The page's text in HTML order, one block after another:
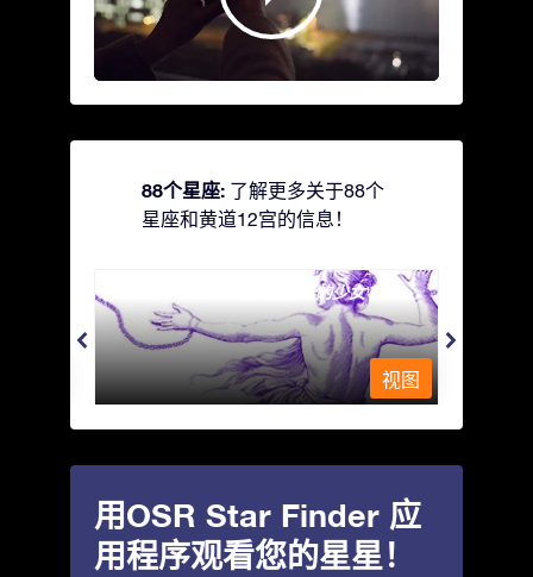
88个星座: 了解更多关于88个
星座和黄道12宫的信息！
Andromeda - 被铁链锁着的少女
视图
用OSR Star Finder 应
用程序观看您的星星！